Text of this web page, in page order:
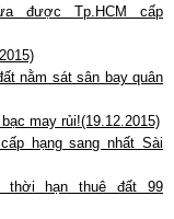
được Tp.HCM cấp
nằm sát sân bay quân
may rủi!(19.12.2015)
hạng sang nhất Sài
thời hạn thuê đất 99